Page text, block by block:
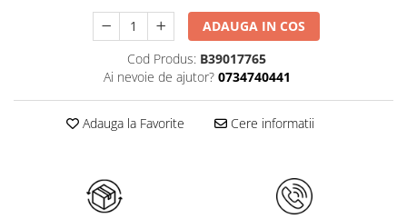
ADAUGA IN COS
Cod Produs: B39017765
Ai nevoie de ajutor? 0734740441
Adauga la Favorite Cere informatii